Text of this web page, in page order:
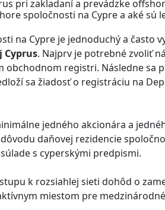
pri zakladaní a prevádzke
spoločnosti na Cypre a aké sú
na Cypre je jednoduchý a často
Cyprus. Najprv je potrebné zvoliť
registri. Následne sa
sa žiadosť o registráciu na
jedného akcionára a
daňovej rezidencie
s cyperskými predpismi.
k rozsiahlej sieti dohôd o
miestom pre